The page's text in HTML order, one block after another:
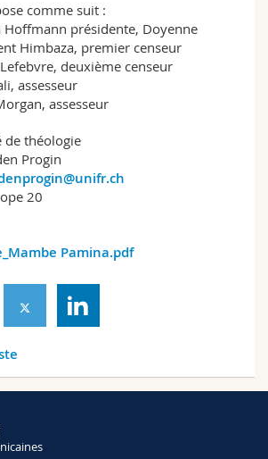
comme suit :
Hoffmann présidente, Doyenne
Himbaza, premier censeur
deuxième censeur
assesseur
assesseur
de théologie
Progin
20
Pamina.pdf